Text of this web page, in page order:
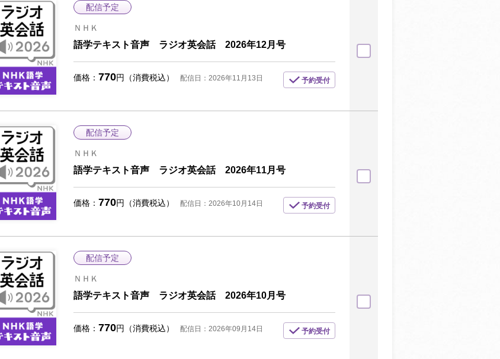
商品選択を解除しますがよろしいですか？
配信予定
ＮＨＫ
語学テキスト音声 ラジオ英会話 2026年12月号
価格： 770円（消費税込） 配信日：2026年11月13日 予約受付
配信予定
ＮＨＫ
語学テキスト音声 ラジオ英会話 2026年11月号
価格： 770円（消費税込） 配信日：2026年10月14日 予約受付
配信予定
ＮＨＫ
語学テキスト音声 ラジオ英会話 2026年10月号
価格： 770円（消費税込） 配信日：2026年09月14日 予約受付